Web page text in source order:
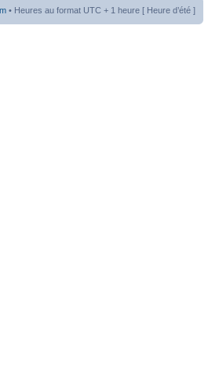
• Heures au format UTC + 1 heure [ Heure d’été ]